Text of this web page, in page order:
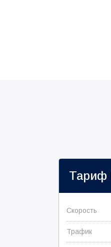
Тариф
Скорость
Трафик